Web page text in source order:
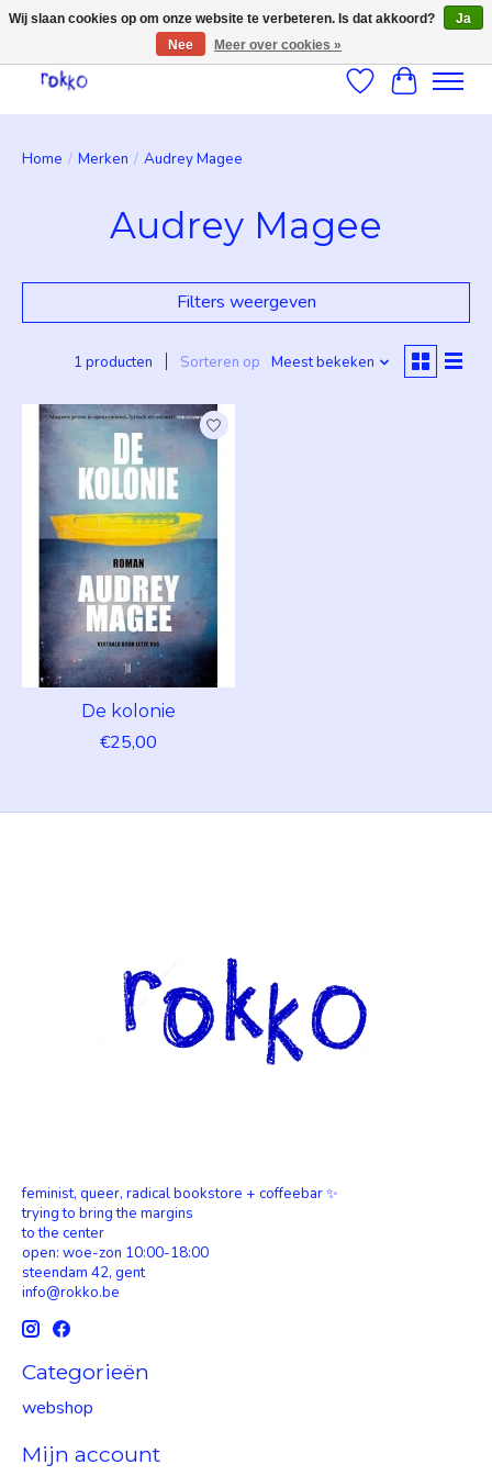
Verlanglijst
Home / Merken / Audrey Magee
Audrey Magee
Filters weergeven
1 producten Sorteren op Meest bekeken
De kolonie
€25,00
feminist, queer, radical bookstore + coffeebar ✨
trying to bring the margins
to the center
open: woe-zon 10:00-18:00
steendam 42, gent
info@rokko.be
Categorieën
webshop
Mijn account
Wij slaan cookies op om onze website te verbeteren. Is dat akkoord?
Ja
Nee
Meer over cookies »